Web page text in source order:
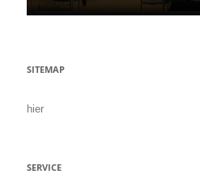
SITEMAP
hier
SERVICE